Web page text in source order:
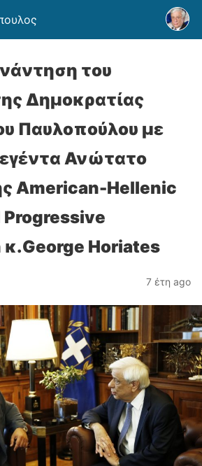
του
Δημοκρατίας
Παυλοπούλου με
Ανώτατο
American-Hellenic
Horiates
7 έτη ago